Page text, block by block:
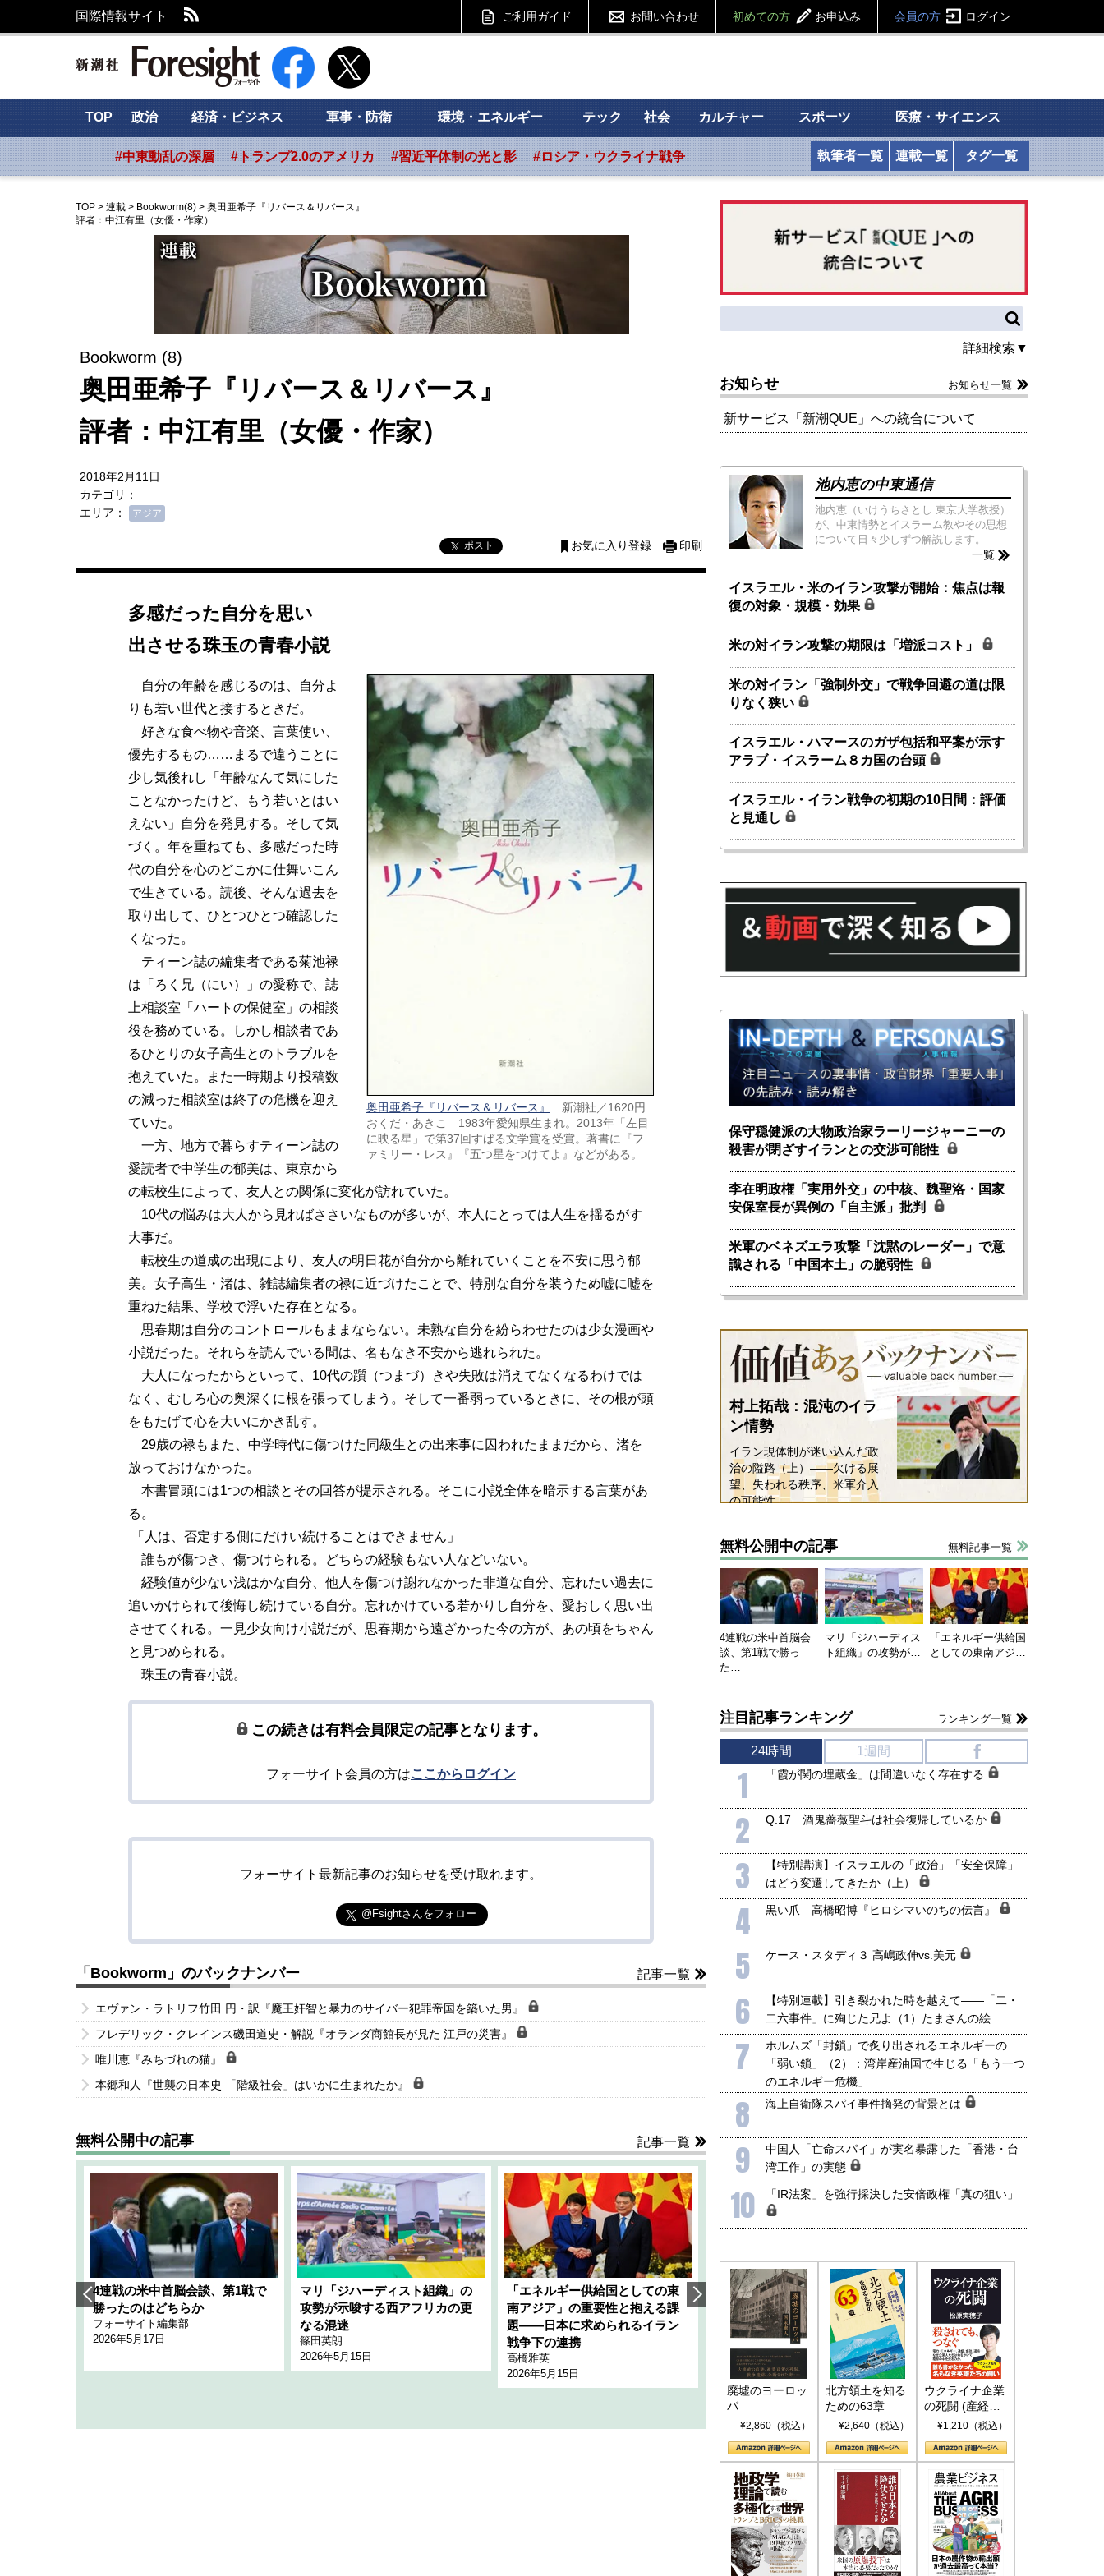
国際情報サイト ご利用ガイド お問い合わせ 初めての方 お申込み 会員の方 ログイン
新潮社 Foresight フォーサイト
TOP 政治 経済・ビジネス 軍事・防衛 環境・エネルギー テック 社会 カルチャー スポーツ 医療・サイエンス
#中東動乱の深層 #トランプ2.0のアメリカ #習近平体制の光と影 #ロシア・ウクライナ戦争 執筆者一覧 連載一覧 タグ一覧
TOP > 連載 > Bookworm(8) > 奥田亜希子『リバース＆リバース』
評者：中江有里（女優・作家）
Bookworm (8)
奥田亜希子『リバース＆リバース』
評者：中江有里（女優・作家）
2018年2月11日
カテゴリ：
エリア：
アジア
ポスト お気に入り登録 印刷
多感だった自分を思い
出させる珠玉の青春小説
奥田亜希子『リバース＆リバース』
新潮社／1620円
おくだ・あきこ 1983年愛知県生まれ。2013年「左目
に映る星」で第37回すばる文学賞を受賞。著書に『フ
ァミリー・レス』『五つ星をつけてよ』などがある。
自分の年齢を感じるのは、自分よ
りも若い世代と接するときだ。
好きな食べ物や音楽、言葉使い、
優先するもの……まるで違うことに
少し気後れし「年齢なんて気にした
ことなかったけど、もう若いとはい
えない」自分を発見する。そして気
づく。年を重ねても、多感だった時
代の自分を心のどこかに仕舞いこん
で生きている。読後、そんな過去を
取り出して、ひとつひとつ確認した
くなった。
ティーン誌の編集者である菊池禄
は「ろく兄（にい）」の愛称で、誌
上相談室「ハートの保健室」の相談
役を務めている。しかし相談者であ
るひとりの女子高生とのトラブルを
抱えていた。また一時期より投稿数
の減った相談室は終了の危機を迎え
ていた。
一方、地方で暮らすティーン誌の
愛読者で中学生の郁美は、東京から
の転校生によって、友人との関係に変化が訪れていた。
10代の悩みは大人から見ればささいなものが多いが、本人にとっては人生を揺るがす
大事だ。
転校生の道成の出現により、友人の明日花が自分から離れていくことを不安に思う郁
美。女子高生・渚は、雑誌編集者の禄に近づけたことで、特別な自分を装うため嘘に嘘を
重ねた結果、学校で浮いた存在となる。
思春期は自分のコントロールもままならない。未熟な自分を紛らわせたのは少女漫画や
小説だった。それらを読んでいる間は、名もなき不安から逃れられた。
大人になったからといって、10代の躓（つまづ）きや失敗は消えてなくなるわけでは
なく、むしろ心の奥深くに根を張ってしまう。そして一番弱っているときに、その根が頭
をもたげて心を大いにかき乱す。
29歳の禄もまた、中学時代に傷つけた同級生との出来事に囚われたままだから、渚を
放っておけなかった。
本書冒頭には1つの相談とその回答が提示される。そこに小説全体を暗示する言葉があ
る。
「人は、否定する側にだけい続けることはできません」
誰もが傷つき、傷つけられる。どちらの経験もない人などいない。
経験値が少ない浅はかな自分、他人を傷つけ謝れなかった非道な自分、忘れたい過去に
追いかけられて後悔し続けている自分。忘れかけている若かりし自分を、愛おしく思い出
させてくれる。一見少女向け小説だが、思春期から遠ざかった今の方が、あの頃をちゃん
と見つめられる。
珠玉の青春小説。
この続きは有料会員限定の記事となります。
フォーサイト会員の方はここからログイン
フォーサイト最新記事のお知らせを受け取れます。
@Fsightさんをフォロー
「Bookworm」のバックナンバー 記事一覧
エヴァン・ラトリフ竹田 円・訳『魔王奸智と暴力のサイバー犯罪帝国を築いた男』
フレデリック・クレインス磯田道史・解説『オランダ商館長が見た 江戸の災害』
唯川恵『みちづれの猫』
本郷和人『世襲の日本史 「階級社会」はいかに生まれたか』
無料公開中の記事 記事一覧
4連戦の米中首脳会談、第1戦で
勝ったのはどちらか
フォーサイト編集部
2026年5月17日
マリ「ジハーディスト組織」の
攻勢が示唆する西アフリカの更
なる混迷
篠田英朗
2026年5月15日
「エネルギー供給国としての東
南アジア」の重要性と抱える課
題――日本に求められるイラン
戦争下の連携
高橋雅英
2026年5月15日
韓国にも理解してほしい「極東
1905年体制」における日米韓安
全保障協力の意味
千々和泰明
2026年5月15日
ホルムズ海峡危機で加速したエ
ネルギー転換が「中国依存」に
行き着くリスク
小山堅
2026年5月14日
詳細検索▼
お知らせ お知らせ一覧
新サービス「新潮QUE」への統合について
池内恵の中東通信
池内恵（いけうちさとし 東京大学教授）
が、中東情勢とイスラーム教やその思想
について日々少しずつ解説します。
一覧
イスラエル・米のイラン攻撃が開始：焦点は報
復の対象・規模・効果
米の対イラン攻撃の期限は「増派コスト」
米の対イラン「強制外交」で戦争回避の道は限
りなく狭い
イスラエル・ハマースのガザ包括和平案が示す
アラブ・イスラーム８カ国の台頭
イスラエル・イラン戦争の初期の10日間：評価
と見通し
保守穏健派の大物政治家ラーリージャーニーの
殺害が閉ざすイランとの交渉可能性
李在明政権「実用外交」の中核、魏聖洛・国家
安保室長が異例の「自主派」批判
米軍のベネズエラ攻撃「沈黙のレーダー」で意
識される「中国本土」の脆弱性
村上拓哉：混沌のイラ
ン情勢
イラン現体制が迷い込んだ政
治の隘路（上）――欠ける展
望、失われる秩序、米軍介入
の可能性
無料公開中の記事 無料記事一覧
4連戦の米中首脳会
談、第1戦で勝っ
た…
マリ「ジハーディス
ト組織」の攻勢が…
「エネルギー供給国
としての東南アジ…
注目記事ランキング ランキング一覧
24時間 1週間
1 「霞が関の埋蔵金」は間違いなく存在する
2 Q.17 酒鬼薔薇聖斗は社会復帰しているか
3
【特別講演】イスラエルの「政治」「安全保障」
はどう変遷してきたか（上）
4 黒い爪 高橋昭博『ヒロシマいのちの伝言』
5 ケース・スタディ３ 高嶋政伸vs.美元
6
【特別連載】引き裂かれた時を越えて――「二・
二六事件」に殉じた兄よ（1）たまさんの絵
7
ホルムズ「封鎖」で炙り出されるエネルギーの
「弱い鎖」（2）：湾岸産油国で生じる「もう一つ
のエネルギー危機」
8 海上自衛隊スパイ事件摘発の背景とは
9
中国人「亡命スパイ」が実名暴露した「香港・台
湾工作」の実態
10 「IR法案」を強行採決した安倍政権「真の狙い」
廃墟のヨーロッ
パ
¥2,860（税込）
北方領土を知る
ための63章
¥2,640（税込）
ウクライナ企業
の死闘 (産経セ
レクト S 039)
¥1,210（税込）